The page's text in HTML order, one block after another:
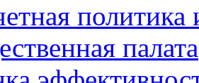
политика
палата